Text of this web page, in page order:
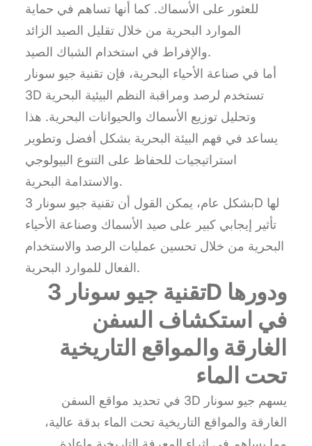
للعثور على الأسماك. كما أنها تساهم في حماية
الموارد البحرية من خلال تقليل الصيد الزائد
والإفراط في استخدام الشباك الصيد.
أما في صناعة الأحياء البحرية، فإن تقنية جيو سونار
3D تستخدم لرصد ومراقبة النظم البيئية البحرية
وتحليل توزيع الأسماك والحيوانات البحرية. هذا
يساعد في فهم البيئة البحرية بشكل أفضل وتطوير
استراتيجيات للحفاظ على التنوع البيولوجي
والاستدامة البحرية.
بشكل عام، يمكن القول أن تقنية جيو سونار 3D لها
تأثير إيجابي كبير على صيد الأسماك وصناعة الأحياء
البحرية من خلال تحسين عمليات الرصد والاستخدام
الفعال للموارد البحرية.
تقنية جيو سونار 3D ودورها
في استكشاف السفن
الغارقة والمواقع التاريخية
تحت الماء
يسهم جيو سونار 3D في تحديد مواقع السفن
الغارقة والمواقع التاريخية تحت الماء بدقة عالية،